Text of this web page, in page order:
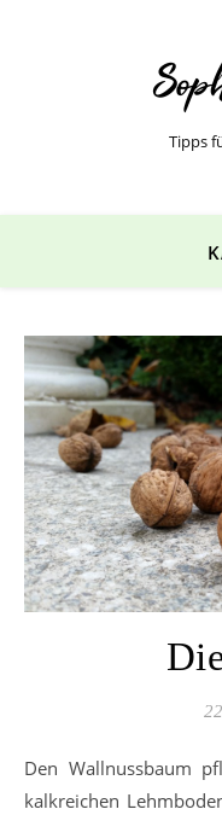
Tipps
Den Wallnussbaum pflanzen Der Walnussbaum braucht
kalkreichen